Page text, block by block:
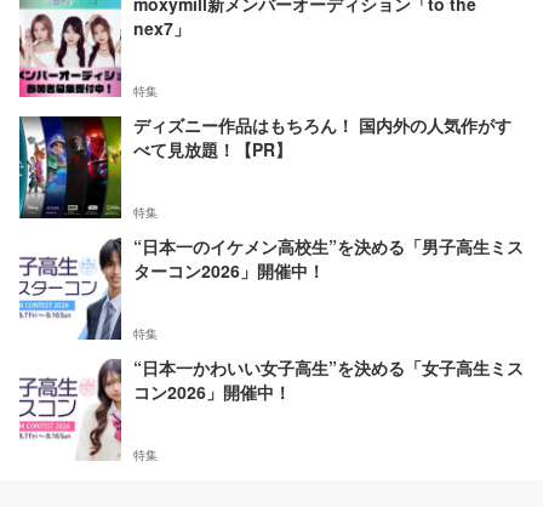
nex7」
特集
ディズニー作品はもちろん！ 国内外の人気作がす
べて見放題！【PR】
特集
“日本一のイケメン高校生”を決める「男子高生ミス
ターコン2026」開催中！
特集
“日本一かわいい女子高生”を決める「女子高生ミス
コン2026」開催中！
特集